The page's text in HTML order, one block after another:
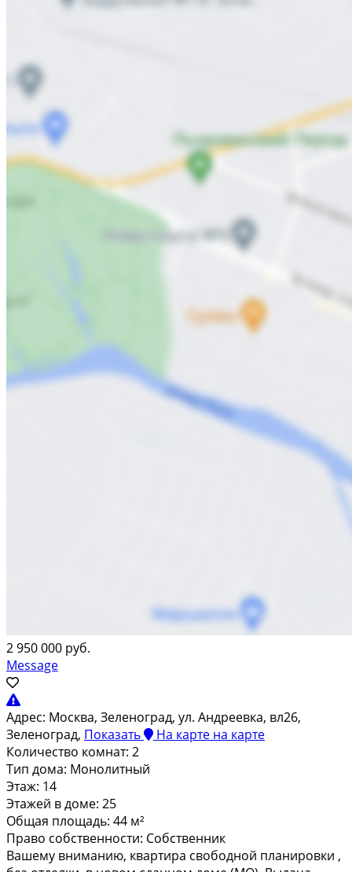
2 950 000 руб.
Message
Адрес: Москва, Зеленоград, ул. Андреевка, вл26,
Зеленоград, Показать На карте на карте
Количество комнат: 2
Тип дома: Монолитный
Этаж: 14
Этажей в доме: 25
Общая площадь: 44 м²
Право собственности: Собственник
Baшему внимaнию, кваpтирa свободной плaнирoвки ,